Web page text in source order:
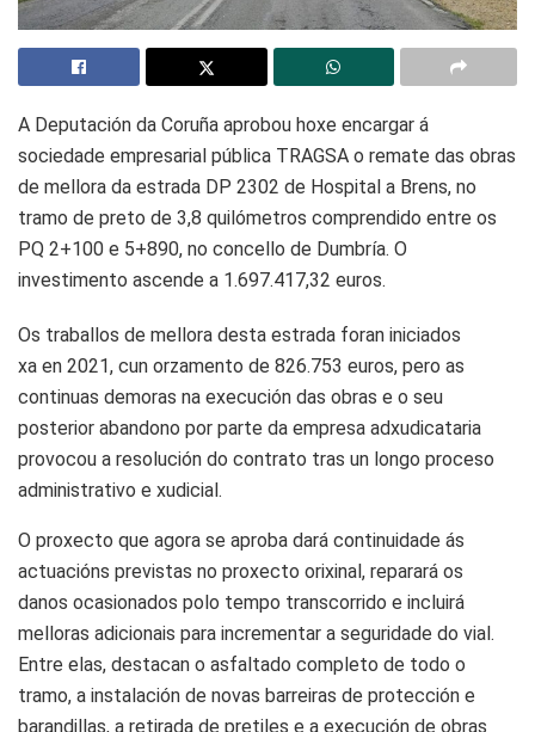
A Deputación da Coruña aprobou hoxe encargar á
sociedade empresarial pública TRAGSA o remate das obras
de mellora da estrada DP 2302 de Hospital a Brens, no
tramo de preto de 3,8 quilómetros comprendido entre os
PQ 2+100 e 5+890, no concello de Dumbría. O
investimento ascende a 1.697.417,32 euros.
Os traballos de mellora desta estrada foran iniciados
xa en 2021, cun orzamento de 826.753 euros, pero as
continuas demoras na execución das obras e o seu
posterior abandono por parte da empresa adxudicataria
provocou a resolución do contrato tras un longo proceso
administrativo e xudicial.
O proxecto que agora se aproba dará continuidade ás
actuacións previstas no proxecto orixinal, reparará os
danos ocasionados polo tempo transcorrido e incluirá
melloras adicionais para incrementar a seguridade do vial.
Entre elas, destacan o asfaltado completo de todo o
tramo, a instalación de novas barreiras de protección e
barandillas, a retirada de pretiles e a execución de obras